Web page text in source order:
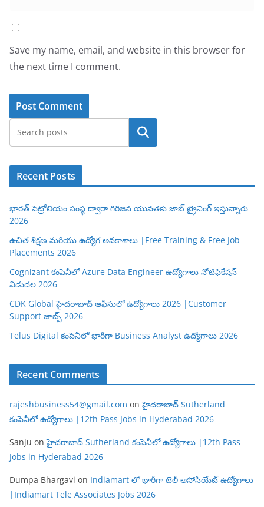
Save my name, email, and website in this browser for
the next time I comment.
Search
Recent Posts
భారత్ పెట్రోలియం సంస్థ ద్వారా గిరిజన యువతకు జాబ్ ట్రైనింగ్ ఇస్తున్నారు
2026
ఉచిత శిక్షణ మరియు ఉద్యోగ అవకాశాలు |Free Training & Free Job
Placements 2026
Cognizant కంపెనీలో Azure Data Engineer ఉద్యోగాలు నోటిఫికేషన్
విడుదల 2026
CDK Global హైదరాబాద్ ఆఫీసులో ఉద్యోగాలు 2026 |Customer
Support జాబ్స్ 2026
Telus Digital కంపెనీలో భారీగా Business Analyst ఉద్యోగాలు 2026
Recent Comments
rajeshbusiness54@gmail.com onహైదరాబాద్ Sutherland
కంపెనీలో ఉద్యోగాలు |12th Pass Jobs in Hyderabad 2026
Sanju onహైదరాబాద్ Sutherland కంపెనీలో ఉద్యోగాలు |12th Pass
Jobs in Hyderabad 2026
Dumpa Bhargavi on Indiamart లో భారీగా టెలీ అసోసియేట్ ఉద్యోగాలు
|Indiamart Tele Associates Jobs 2026